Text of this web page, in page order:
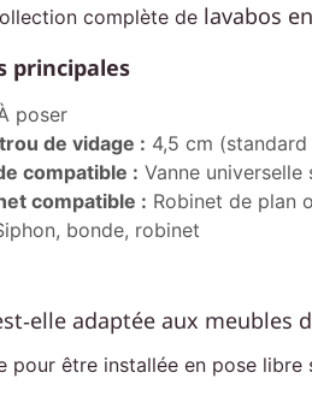
complète de lavabos
principales
poser
de vidage : 4,5 cm (standard
compatible : Vanne universelle
compatible : Robinet de plan
bonde, robinet
adaptée aux meubles
pour être installée en pose